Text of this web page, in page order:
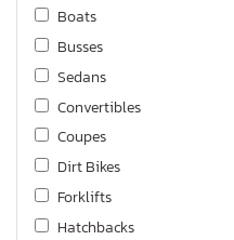
Boats
Busses
Sedans
Convertibles
Coupes
Dirt Bikes
Forklifts
Hatchbacks